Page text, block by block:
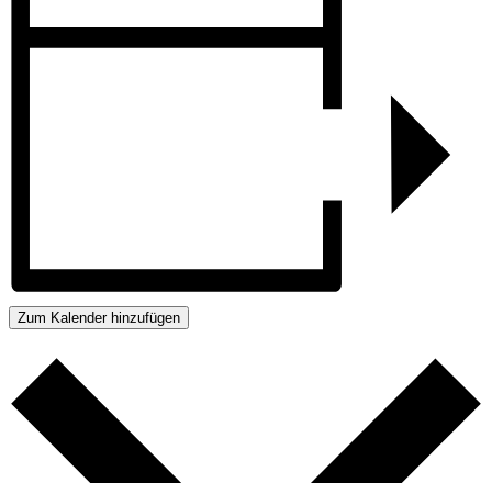
Zum Kalender hinzufügen